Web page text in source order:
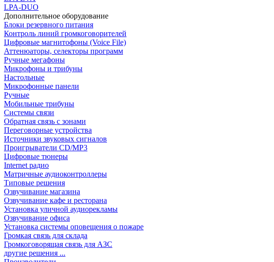
LPA-DUO
Дополнительное оборудование
Блоки резервного питания
Контроль линий громкоговорителей
Цифровые магнитофоны (Voice File)
Аттенюаторы, селекторы программ
Ручные мегафоны
Микрофоны и трибуны
Настольные
Микрофонные панели
Ручные
Мобильные трибуны
Системы связи
Обратная связь с зонами
Переговорные устройства
Источники звуковых сигналов
Проигрыватели CD/MP3
Цифровые тюнеры
Internet радио
Матричные аудиоконтроллеры
Типовые решения
Озвучивание магазина
Озвучивание кафе и ресторана
Установка уличной аудиорекламы
Озвучивание офиса
Установка системы оповещения о пожаре
Громкая связь для склада
Громкоговорящая связь для АЗС
другие решения ...